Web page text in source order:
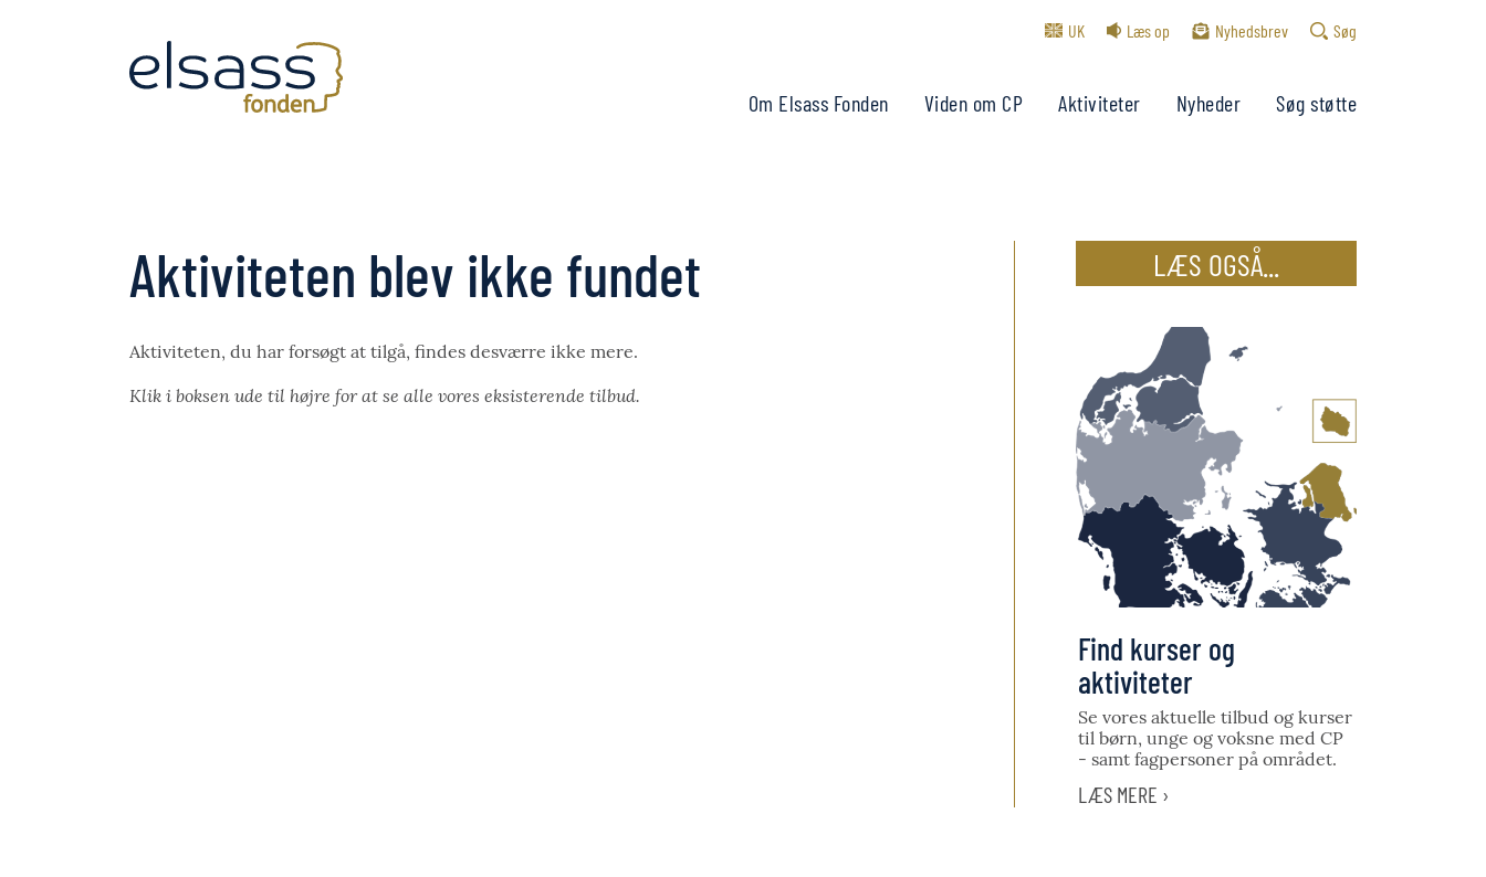
UK Læs op Nyhedsbrev Søg
Om Elsass Fonden Viden om CP Aktiviteter Nyheder Søg støtte
Aktiviteten blev ikke fundet
Aktiviteten, du har forsøgt at tilgå, findes desværre ikke mere.
Klik i boksen ude til højre for at se alle vores eksisterende tilbud.
LÆS OGSÅ...
Find kurser og
aktiviteter
Se vores aktuelle tilbud og kurser
til børn, unge og voksne med CP
- samt fagpersoner på området.
LÆS MERE ›